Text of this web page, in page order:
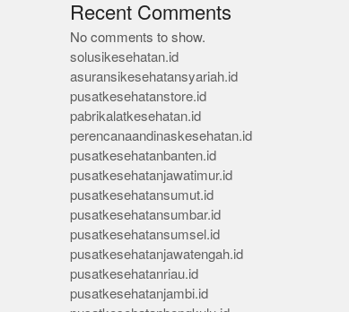
Recent Comments
No comments to show.
solusikesehatan.id
asuransikesehatansyariah.id
pusatkesehatanstore.id
pabrikalatkesehatan.id
perencanaandinaskesehatan.id
pusatkesehatanbanten.id
pusatkesehatanjawatimur.id
pusatkesehatansumut.id
pusatkesehatansumbar.id
pusatkesehatansumsel.id
pusatkesehatanjawatengah.id
pusatkesehatanriau.id
pusatkesehatanjambi.id